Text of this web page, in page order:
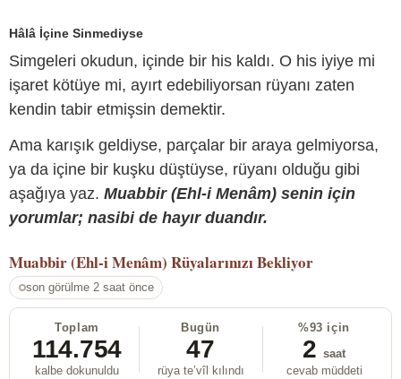
Hâlâ İçine Sinmediyse
Simgeleri okudun, içinde bir his kaldı. O his iyiye mi
işaret kötüye mi, ayırt edebiliyorsan rüyanı zaten
kendin tabir etmişsin demektir.
Ama karışık geldiyse, parçalar bir araya gelmiyorsa,
ya da içine bir kuşku düştüyse, rüyanı olduğu gibi
aşağıya yaz. Muabbir (Ehl-i Menâm) senin için
yorumlar; nasibi de hayır duandır.
Muabbir (Ehl-i Menâm) Rüyalarınızı Bekliyor
son görülme 2 saat önce
Toplam
114.754
kalbe dokunuldu
Bugün
47
rüya te’vîl kılındı
%93 için
2 saat
cevab müddeti